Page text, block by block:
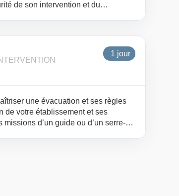
de son intervention et du
1 jour
une évacuation et ses règles
de votre établissement et ses
d’un guide ou d’un serre-